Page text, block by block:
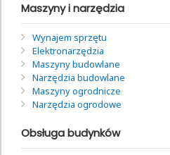
Maszyny i narzędzia
Wynajem sprzętu
Elektronarzędzia
Maszyny budowlane
Narzędzia budowlane
Maszyny ogrodnicze
Narzędzia ogrodowe
Obsługa budynków